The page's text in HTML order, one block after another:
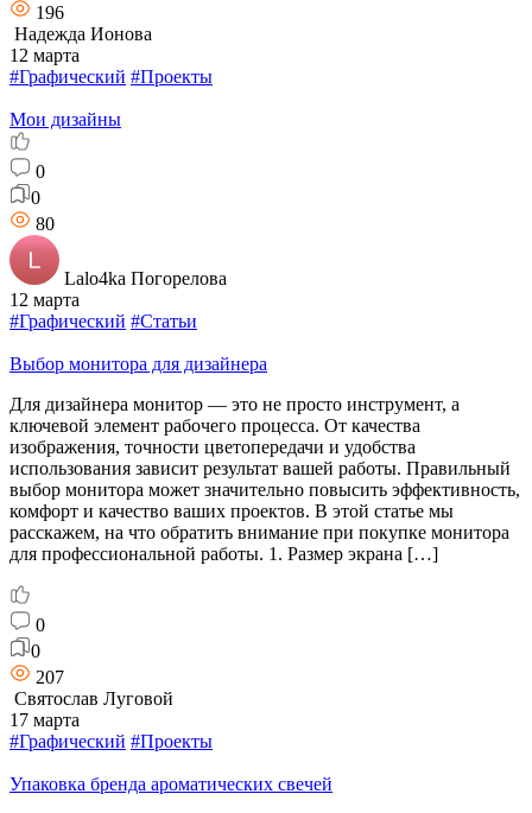
196
Надежда Ионова
12 марта
#Графический #Проекты
Мои дизайны
0
0
80
Lalo4ka Погорелова
12 марта
#Графический #Статьи
Выбор монитора для дизайнера
Для дизайнера монитор — это не просто инструмент, а
ключевой элемент рабочего процесса. От качества
изображения, точности цветопередачи и удобства
использования зависит результат вашей работы. Правильный
выбор монитора может значительно повысить эффективность,
комфорт и качество ваших проектов. В этой статье мы
расскажем, на что обратить внимание при покупке монитора
для профессиональной работы. 1. Размер экрана […]
0
0
207
Святослав Луговой
17 марта
#Графический #Проекты
Упаковка бренда ароматических свечей